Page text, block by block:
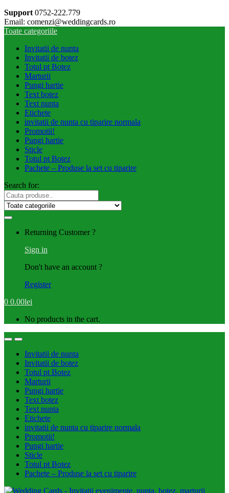
Support 0752-222.779
Email: comenzi@weddingcards.ro
Toate categoriile
Invitatii de nunta
Invitatii de botez
Totul pt Botez
Marturii
Pungi hartie
Text botez
Text nunta
Etichete
invitatii de nunta cu tiparire normala
Promotii!
Pungi hartie
Sticle
Totul pt Botez
Pachete – Produse la set cu tiparire
Search for:
Returning Customer ?
Sign in
Don't have an account ?
Register
0 0.00lei
No products in the cart.
Invitatii de nunta
Invitatii de botez
Totul pt Botez
Marturii
Pungi hartie
Text botez
Text nunta
Etichete
invitatii de nunta cu tiparire normala
Promotii!
Pungi hartie
Sticle
Totul pt Botez
Pachete – Produse la set cu tiparire